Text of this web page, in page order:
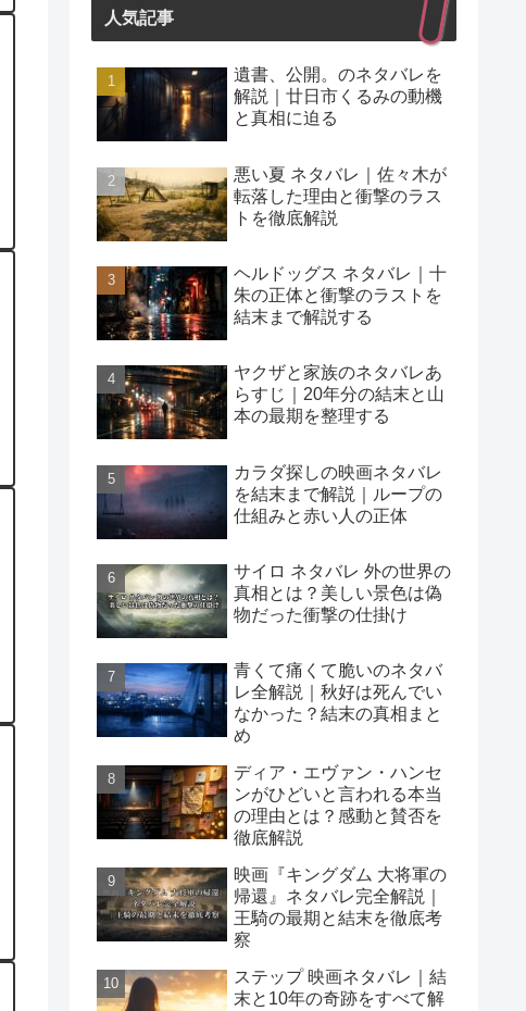
人気記事
遺書、公開。のネタバレを
解説｜廿日市くるみの動機
と真相に迫る
悪い夏 ネタバレ｜佐々木が
転落した理由と衝撃のラス
トを徹底解説
ヘルドッグス ネタバレ｜十
朱の正体と衝撃のラストを
結末まで解説する
ヤクザと家族のネタバレあ
らすじ｜20年分の結末と山
本の最期を整理する
カラダ探しの映画ネタバレ
を結末まで解説｜ループの
仕組みと赤い人の正体
サイロ ネタバレ 外の世界の
真相とは？美しい景色は偽
物だった衝撃の仕掛け
青くて痛くて脆いのネタバ
レ全解説｜秋好は死んでい
なかった？結末の真相まと
め
ディア・エヴァン・ハンセ
ンがひどいと言われる本当
の理由とは？感動と賛否を
徹底解説
映画『キングダム 大将軍の
帰還』ネタバレ完全解説｜
王騎の最期と結末を徹底考
察
ステップ 映画ネタバレ｜結
末と10年の奇跡をすべて解